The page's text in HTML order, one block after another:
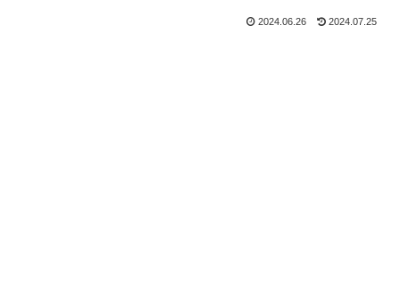
2024.06.26 2024.07.25